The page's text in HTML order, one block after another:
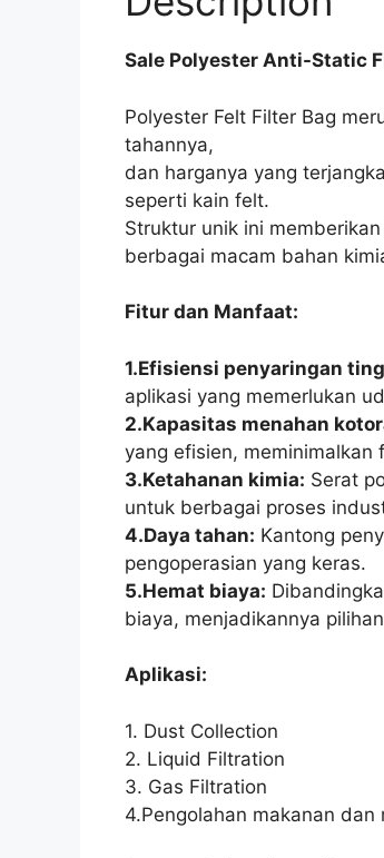
Sale Polyester Anti-Static
Polyester Felt Filter Bag
tahannya,
dan harganya yang
seperti kain felt.
Struktur unik ini
berbagai macam bahan
Fitur dan Manfaat:
1.Efisiensi penyaringan
aplikasi yang memerlukan
2.Kapasitas menahan
yang efisien, meminimalkan
3.Ketahanan kimia: Serat
untuk berbagai proses
4.Daya tahan: Kantong
pengoperasian yang keras.
5.Hemat biaya:
biaya, menjadikannya
Aplikasi:
1. Dust Collection
2. Liquid Filtration
3. Gas Filtration
4.Pengolahan makanan dan